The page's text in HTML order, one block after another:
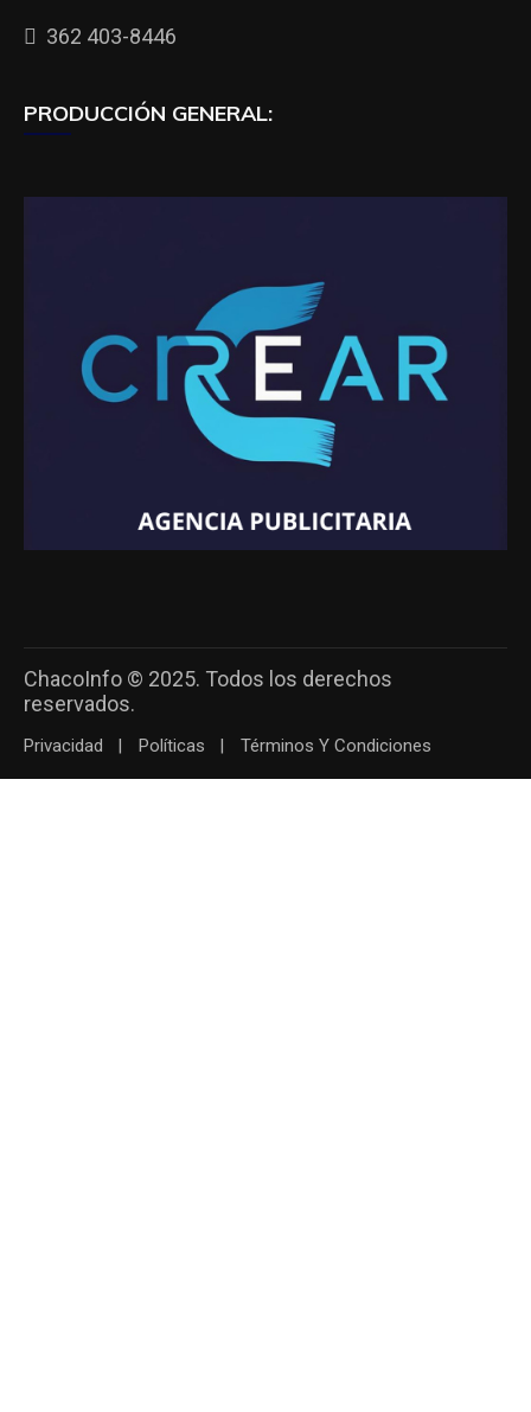
362 403-8446
PRODUCCIÓN GENERAL:
ChacoInfo © 2025. Todos los derechos
reservados.
Privacidad Políticas Términos Y Condiciones